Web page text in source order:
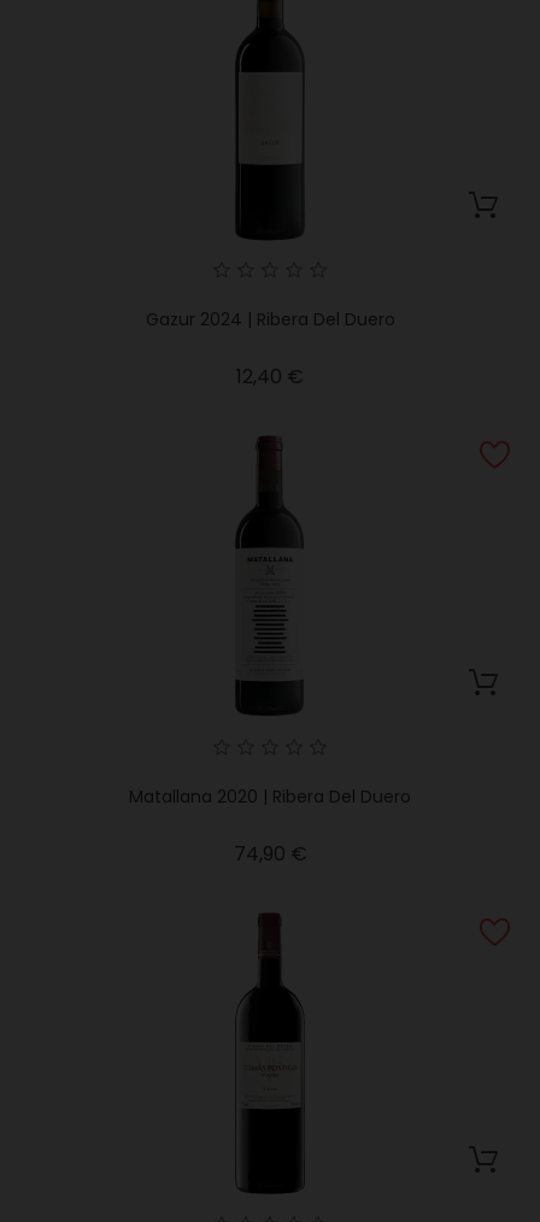
Gazur 2024 | Ribera Del Duero
12,40 €
Matallana 2020 | Ribera Del Duero
74,90 €